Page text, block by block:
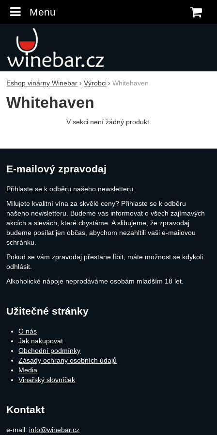
Menu
Eshop vinárny Winebar Výrobci Whitehaven
Whitehaven
V sekci není žádný produkt.
E-mailový zpravodaj
Přihlaste se k odběru našeho newsletteru
Milujete kvalitní vína za skvělé ceny? Přihlaste se k odběru
našeho newsletteru. Budeme vás informovat o všech zajímavých
akcích a slevách, které chystáme. A slibujeme, že zpravodaj
budeme posílat jen občas, abychom nezahltili vaši e-mailovou
schránku.
Pokud se vám zpravodaj přestane líbit, máte možnost se kdykoli
odhlásit.
Alkoholické nápoje neprodáváme osobám mladším 18 let.
Užitečné stránky
O nás
Jak nakupovat
Obchodní podmínky
Zásady ochrany osobních údajů
Media
Vinařský slovníček
Kontakt
e-mail: info@winebar.cz